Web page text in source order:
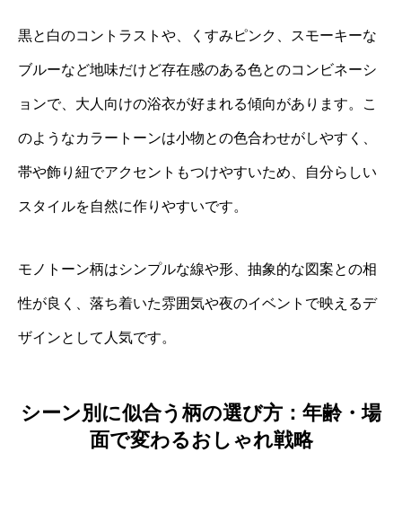
黒と白のコントラストや、くすみピンク、スモーキーな
ブルーなど地味だけど存在感のある色とのコンビネーシ
ョンで、大人向けの浴衣が好まれる傾向があります。こ
のようなカラートーンは小物との色合わせがしやすく、
帯や飾り紐でアクセントもつけやすいため、自分らしい
スタイルを自然に作りやすいです。
モノトーン柄はシンプルな線や形、抽象的な図案との相
性が良く、落ち着いた雰囲気や夜のイベントで映えるデ
ザインとして人気です。
シーン別に似合う柄の選び方：年齢・場
面で変わるおしゃれ戦略